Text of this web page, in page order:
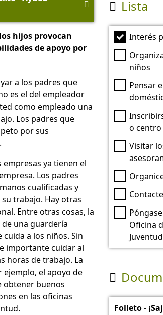

hijos provocan
de apoyo por
a los padres que
es el del empleador
como empleado una
Los padres que
por sus
ya tienen el
Los padres
cualificadas y
trabajo. Hay otras
Entre otras cosas, la
una guardería
a los niños. Sin
importante cuidar al
horas de trabajo. La
ejemplo, el apoyo de
obtener buenos
en las oficinas
 Lista
Interés
niños
Pensar
o centro
Visitar
Oficina

Folleto -